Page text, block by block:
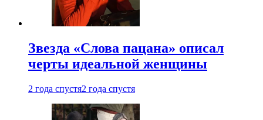
Звезда «Слова пацана» описал
черты идеальной женщины
2 года спустя2 года спустя